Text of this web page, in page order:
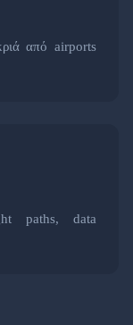
από airports
paths, data